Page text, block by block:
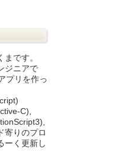
です。
ジニアで
プリを作っ
C),
寄りのプロ
ーく更新し